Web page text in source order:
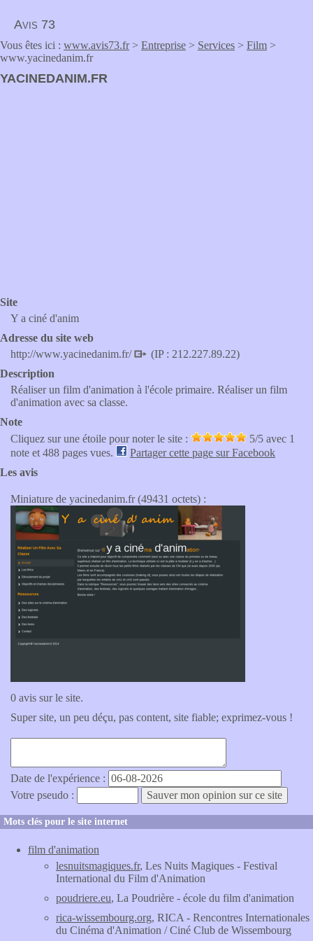
Avis 73
Vous êtes ici : www.avis73.fr> Entreprise > Services > Film >
www.yacinedanim.fr
YACINEDANIM.FR
Site
Y a ciné d'anim
Adresse du site web
http://www.yacinedanim.fr/
(IP : 212.227.89.22)
Description
Réaliser un film d'animation à l'école primaire. Réaliser un film
d'animation avec sa classe.
Note
Cliquez sur une étoile pour noter le site :
5/5 avec 1
note et 488 pages vues.
Partager cette page sur Facebook
Les avis
Miniature de yacinedanim.fr (49431 octets) :
0 avis sur le site.
Super site, un peu déçu, pas content, site fiable; exprimez-vous !
Date de l'expérience :
Votre pseudo :
Mots clés pour le site internet
film d'animation
lesnuitsmagiques.fr, Les Nuits Magiques - Festival
International du Film d'Animation
poudriere.eu, La Poudrière - école du film d'animation
rica-wissembourg.org, RICA - Rencontres Internationales
du Cinéma d'Animation / Ciné Club de Wissembourg